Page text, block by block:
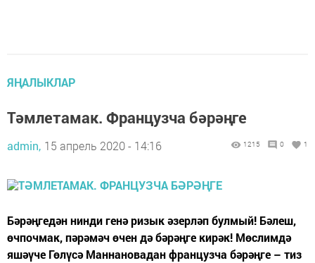
ЯҢАЛЫКЛАР
Тәмлетамак. Французча бәрәңге
admin, 15 апрель 2020 - 14:16 1215 0 1
Бәрәңгедән нинди генә ризык әзерләп булмый! Бәлеш,
өчпочмак, пәрәмәч өчен дә бәрәңге кирәк! Мөслимдә
яшәүче Гөлүсә Маннановадан французча бәрәңге – тиз